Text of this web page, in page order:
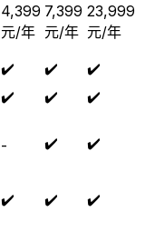
4,399
元/年
7,399
元/年
23,999
元/年
✔️ ✔️
✔️
✔️ ✔️
✔️
- ✔️ ✔️
✔️ ✔️ ✔️